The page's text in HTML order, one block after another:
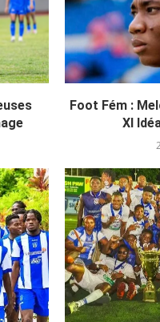
Foot Fém :
XI